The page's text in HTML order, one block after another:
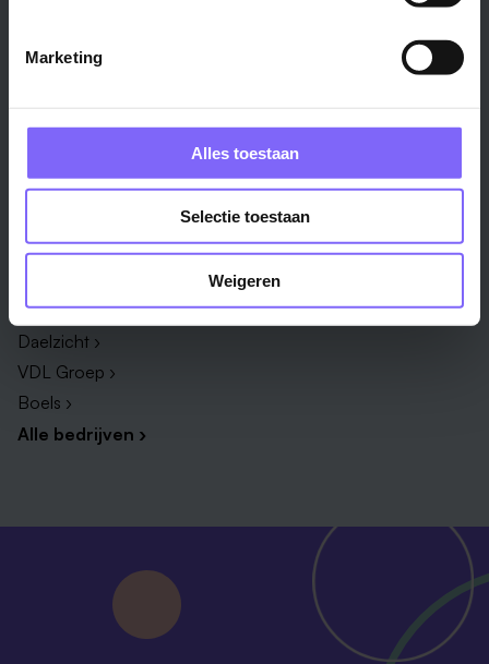
Marketing
Alles toestaan
Selectie toestaan
Weigeren
Techniek & Productie ›
Alle vakgebieden ›
Administratief medewerker ›
Onderwijsassistent ›
Alle functies ›
Vista College ›
Daelzicht ›
VDL Groep ›
Boels ›
Alle bedrijven ›